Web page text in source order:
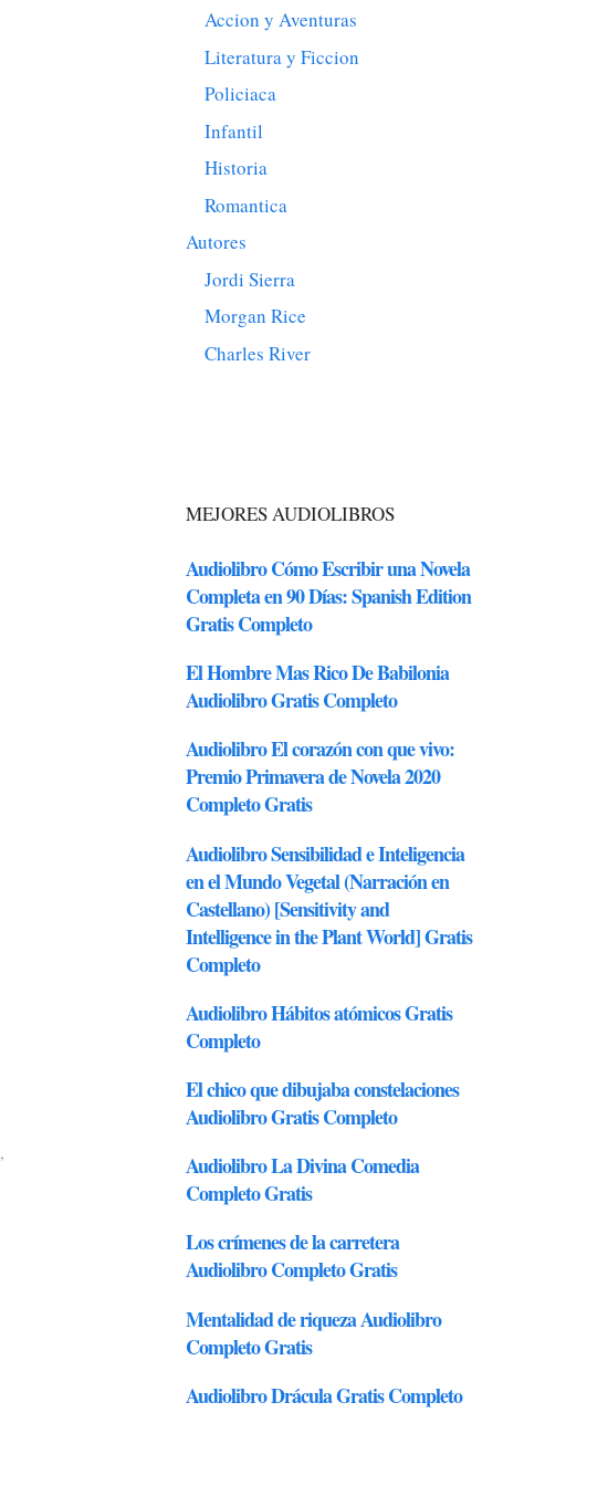
,
Accion y Aventuras
Literatura y Ficcion
Policiaca
Infantil
Historia
Romantica
Autores
Jordi Sierra
Morgan Rice
Charles River
MEJORES AUDIOLIBROS